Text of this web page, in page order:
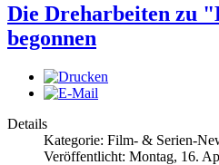
Die Dreharbeiten zu
begonnen
Details
Kategorie: Film- & Serien-
Veröffentlicht: Montag, 16.